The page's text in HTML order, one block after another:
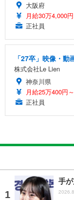
大阪府
月給30万4,000
正社員
「27卒」映像・
株式会社Le Lien
神奈川県
月給25万400円
正社員
手